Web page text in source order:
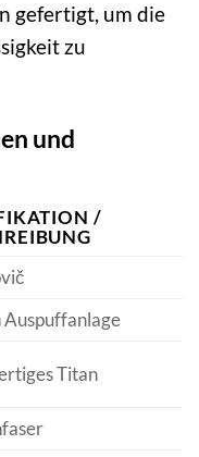
gefertigt, um die
zu
und
/
Auspuffanlage
Titan